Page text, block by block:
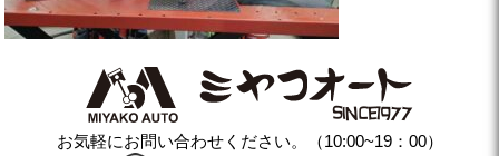
お気軽にお問い合わせください。（10:00~19：00）